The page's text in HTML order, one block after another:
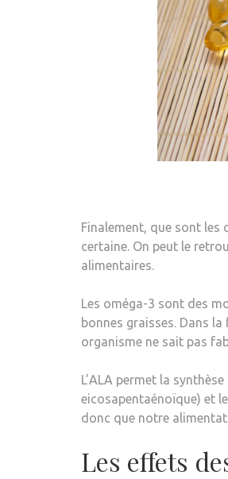
Finalement, que sont les
certaine. On peut le
alimentaires.
Les oméga-3 sont des
bonnes graisses. Dans
organisme ne sait pas
L’ALA permet la
eicosapentaénoïque) et
donc que notre
Les effets